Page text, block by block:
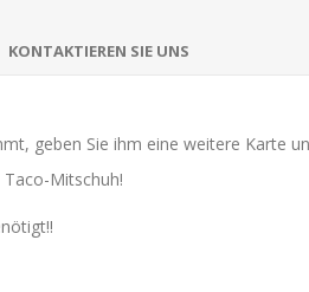
KONTAKTIEREN SIE UNS
geben Sie ihm eine weitere Karte
Mitschuh!